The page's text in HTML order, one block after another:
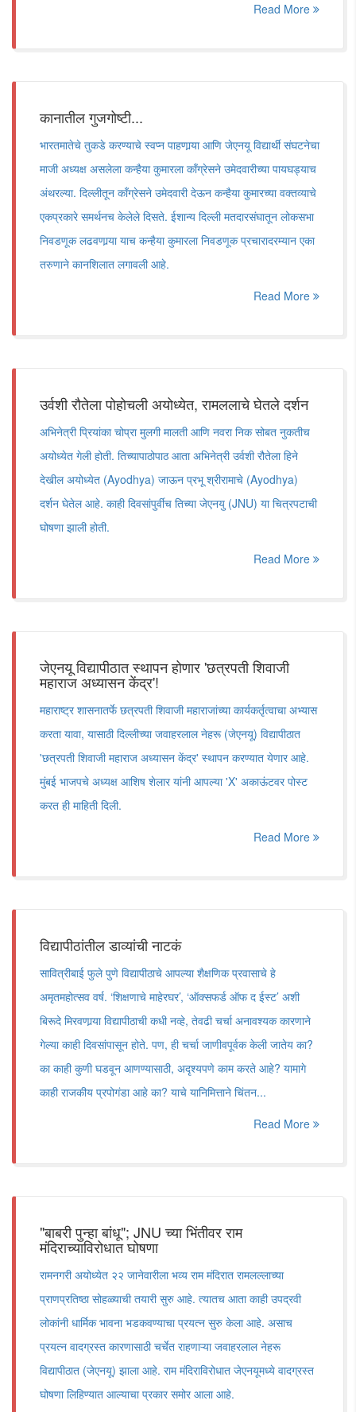
Read More
कानातील गुजगोष्टी...
भारतमातेचे तुकडे करण्याचे स्वप्न पाहणार्‍या आणि जेएनयू विद्यार्थी संघटनेचा
माजी अध्यक्ष असलेला कन्हैया कुमारला काँग्रेसने उमेदवारीच्या पायघड्याच
अंथरल्या. दिल्लीतून काँग्रेसने उमेदवारी देऊन कन्हैया कुमारच्या वक्तव्याचे
एकप्रकारे समर्थनच केलेले दिसते. ईशान्य दिल्ली मतदारसंघातून लोकसभा
निवडणूक लढवणार्‍या याच कन्हैया कुमारला निवडणूक प्रचारादरम्यान एका
तरुणाने कानशिलात लगावली आहे.
Read More
उर्वशी रौतेला पोहोचली अयोध्येत, रामललाचे घेतले दर्शन
अभिनेत्री प्रियांका चोप्रा मुलगी मालती आणि नवरा निक सोबत नुकतीच
अयोध्येत गेली होती. तिच्यापाठोपाठ आता अभिनेत्री उर्वशी रौतेला हिने
देखील अयोध्येत (Ayodhya) जाऊन प्रभू श्रीरामाचे (Ayodhya)
दर्शन घेतेल आहे. काही दिवसांपुर्वीच तिच्या जेएनयु (JNU) या चित्रपटाची
घोषणा झाली होती.
Read More
जेएनयू विद्यापीठात स्थापन होणार 'छत्रपती शिवाजी
महाराज अध्यासन केंद्र'!
महाराष्ट्र शासनातर्फे छत्रपती शिवाजी महाराजांच्या कार्यकर्तृत्वाचा अभ्यास
करता यावा, यासाठी दिल्लीच्या जवाहरलाल नेहरू (जेएनयू) विद्यापीठात
'छत्रपती शिवाजी महाराज अध्यासन केंद्र' स्थापन करण्यात येणार आहे.
मुंबई भाजपचे अध्यक्ष आशिष शेलार यांनी आपल्या 'X' अकाऊंटवर पोस्ट
करत ही माहिती दिली.
Read More
विद्यापीठांतील डाव्यांची नाटकं
सावित्रीबाई फुले पुणे विद्यापीठाचे आपल्या शैक्षणिक प्रवासाचे हे
अमृतमहोत्सव वर्ष. ‘शिक्षणाचे माहेरघर’, ‘ऑक्सफर्ड ऑफ द ईस्ट’ अशी
बिरूदे मिरवणार्‍या विद्यापीठाची कधी नव्हे, तेवढी चर्चा अनावश्यक कारणाने
गेल्या काही दिवसांपासून होते. पण, ही चर्चा जाणीवपूर्वक केली जातेय का?
का काही कुणी घडवून आणण्यासाठी, अदृश्यपणे काम करते आहे? यामागे
काही राजकीय प्रपोगंडा आहे का? याचे यानिमित्ताने चिंतन...
Read More
"बाबरी पुन्हा बांधू"; JNU च्या भिंतीवर राम
मंदिराच्याविरोधात घोषणा
रामनगरी अयोध्येत २२ जानेवारीला भव्य राम मंदिरात रामलल्लाच्या
प्राणप्रतिष्ठा सोहळ्याची तयारी सुरु आहे. त्यातच आता काही उपद्रवी
लोकांनी धार्मिक भावना भडकवण्याचा प्रयत्न सुरु केला आहे. असाच
प्रयत्न वादग्रस्त कारणासाठी चर्चेत राहणाऱ्या जवाहरलाल नेहरू
विद्यापीठात (जेएनयू) झाला आहे. राम मंदिराविरोधात जेएनयूमध्ये वादग्रस्त
घोषणा लिहिण्यात आल्याचा प्रकार समोर आला आहे.